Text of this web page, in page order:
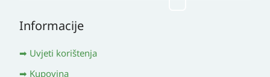
Informacije
Uvjeti korištenja
Kupovina